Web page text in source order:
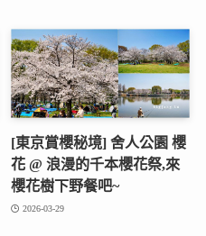
[東京賞櫻秘境] 舍人公園 櫻
花 @ 浪漫的千本櫻花祭,來
櫻花樹下野餐吧~
2026-03-29